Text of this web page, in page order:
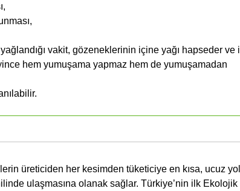
vakit, gözeneklerinin içine yağı hapseder ve
hem yumuşama yapmaz hem de yumuşamadan
üreticiden her kesimden tüketiciye en kısa, ucuz
ulaşmasına olanak sağlar. Türkiye’nin ilk Ekolojik